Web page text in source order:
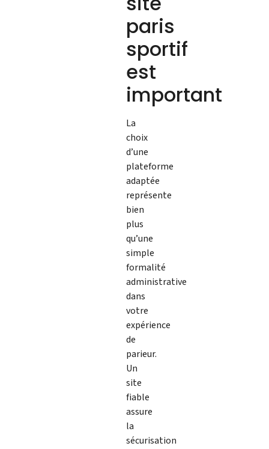
paris
sportif
est
important
La
choix
d’une
plateforme
adaptée
représente
bien
plus
qu’une
simple
formalité
administrative
dans
votre
expérience
de
parieur.
Un
site
fiable
assure
la
sécurisation